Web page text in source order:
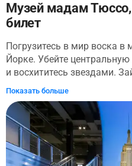
Музей мадам
билет
Погрузитесь в мир воска
Йорке. Убейте
и восхититесь звездами.
вечернем шоу и
сделайте так, чтобы селфи
рядом с Одри Хепберн,
Кардашьян. Неделя моды
первом ряду или, что еще
взлетно-посадочной
Показать больше